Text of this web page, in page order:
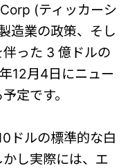
(ティッカーシ
造業の政策、そし
った 3 億ドルの
12月4日にニュー
定です。
ドルの標準的な白
し実際には、エ